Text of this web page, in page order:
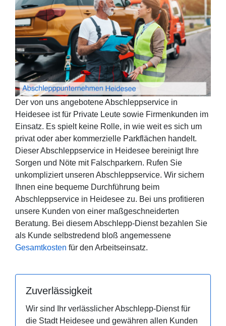
Der von uns angebotene Abschleppservice in
Heidesee ist für Private Leute sowie Firmenkunden im
Einsatz. Es spielt keine Rolle, in wie weit es sich um
privat oder aber kommerzielle Parkflächen handelt.
Dieser Abschleppservice in Heidesee bereinigt Ihre
Sorgen und Nöte mit Falschparkern. Rufen Sie
unkompliziert unseren Abschleppservice. Wir sichern
Ihnen eine bequeme Durchführung beim
Abschleppservice in Heidesee zu. Bei uns profitieren
unsere Kunden von einer maßgeschneiderten
Beratung. Bei diesem Abschlepp-Dienst bezahlen Sie
als Kunde selbstredend bloß angemessene
Gesamtkosten für den Arbeitseinsatz.
Zuverlässigkeit
Wir sind Ihr verlässlicher Abschlepp-Dienst für
die Stadt Heidesee und gewähren allen Kunden